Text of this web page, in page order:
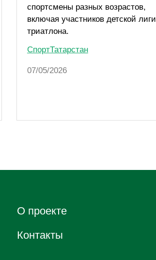
спортсмены разных возрастов,
включая участников детской лиги
триатлона.
СпортТатарстан
07/05/2026
О проектe
Контакты